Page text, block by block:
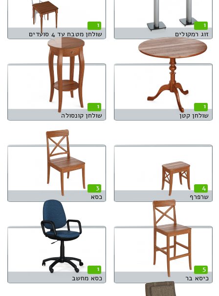
1
זוג רמקולים
1
שולחן מטבח עד 4 סועדים
1
שולחן קטן
1
שולחן קונסולה
4
שרפרף
3
כסא
5
כיסא בר
1
כסא מחשב